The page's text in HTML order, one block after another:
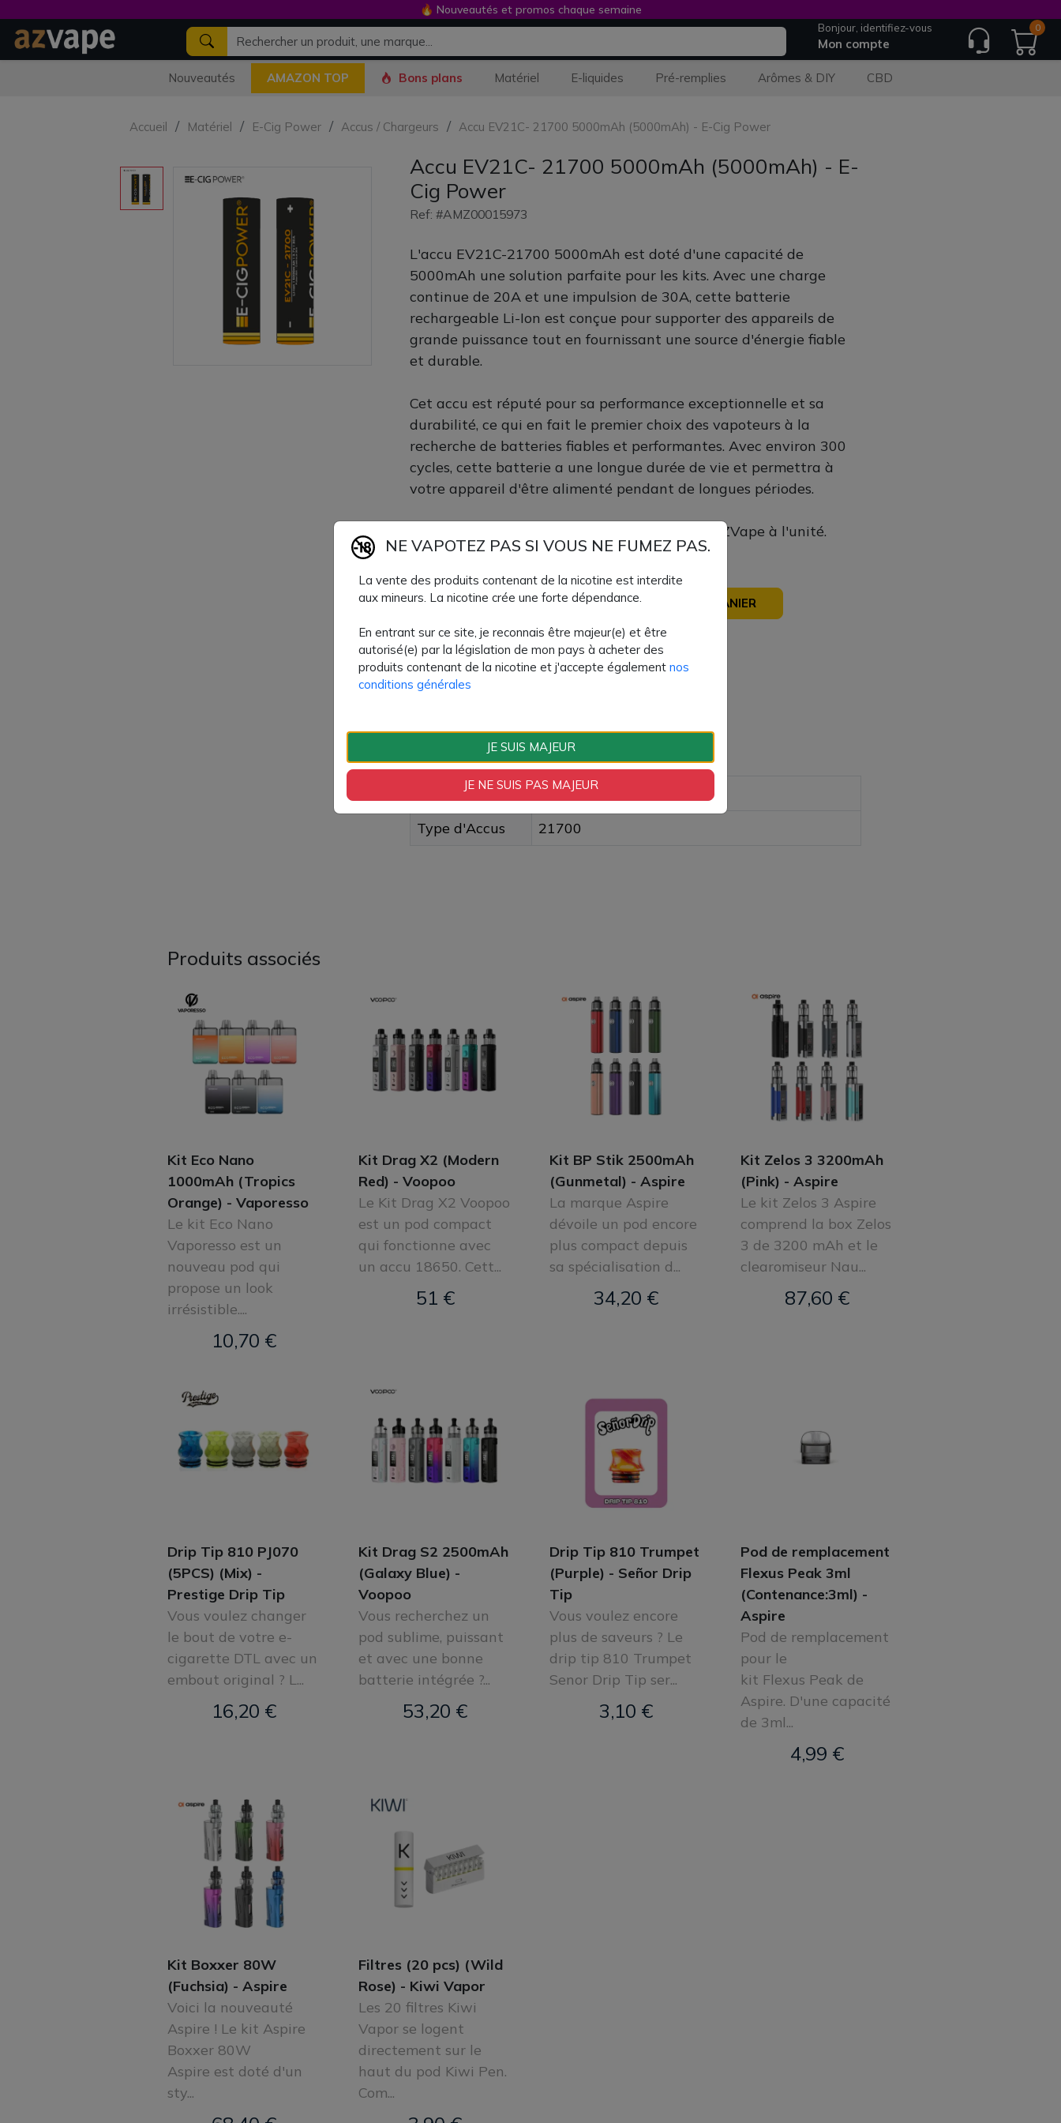
Bonjour, identifiez-vous
Mon compte
0
Nouveautés AMAZON TOP Bons plans Matériel E-liquides Pré-remplies Arômes & DIY CBD
Accueil Matériel E-Cig Power Accus / Chargeurs Accu EV21C- 21700 5000mAh (5000mAh) - E-Cig Power
Accu EV21C- 21700 5000mAh (5000mAh) - E-
Cig Power
Ref: #AMZ00015973
L'accu EV21C-21700 5000mAh est doté d'une capacité de
5000mAh une solution parfaite pour les kits. Avec une charge
continue de 20A et une impulsion de 30A, cette batterie
rechargeable Li-Ion est conçue pour supporter des appareils de
grande puissance tout en fournissant une source d'énergie fiable
et durable.
Cet accu est réputé pour sa performance exceptionnelle et sa
durabilité, ce qui en fait le premier choix des vapoteurs à la
recherche de batteries fiables et performantes. Avec environ 300
cycles, cette batterie a une longue durée de vie et permettra à
votre appareil d'être alimenté pendant de longues périodes.
Accu E-cig Power disponible à la vente chez AZVape à l'unité.
Quantité AJOUTER À MON PANIER
Paiement 100% sécurisé
Fiche technique
Type de Produit
Accus
Type d'Accus
21700
Produits associés
Kit Eco Nano
1000mAh (Tropics
Orange) - Vaporesso
Le kit Eco Nano
Vaporesso est un
nouveau pod qui
propose un look
irrésistible....
10,70 €
Kit Drag X2 (Modern
Red) - Voopoo
Le Kit Drag X2 Voopoo
est un pod compact
qui fonctionne avec
un accu 18650. Cett...
51 €
Kit BP Stik 2500mAh
(Gunmetal) - Aspire
La marque Aspire
dévoile un pod encore
plus compact depuis
sa spécialisation d...
34,20 €
Kit Zelos 3 3200mAh
(Pink) - Aspire
Le kit Zelos 3 Aspire
comprend la box Zelos
3 de 3200 mAh et le
clearomiseur Nau...
87,60 €
Drip Tip 810 PJ070
(5PCS) (Mix) -
Prestige Drip Tip
Vous voulez changer
le bout de votre e-
cigarette DTL avec un
embout original ? L...
16,20 €
Kit Drag S2 2500mAh
(Galaxy Blue) -
Voopoo
Vous recherchez un
pod sublime, puissant
et avec une bonne
batterie intégrée ?...
53,20 €
Drip Tip 810 Trumpet
(Purple) - Señor Drip
Tip
Vous voulez encore
plus de saveurs ? Le
drip tip 810 Trumpet
Senor Drip Tip ser...
3,10 €
Pod de remplacement
Flexus Peak 3ml
(Contenance:3ml) -
Aspire
Pod de remplacement
pour le
kit Flexus Peak de
Aspire. D'une capacité
de 3ml...
4,99 €
Kit Boxxer 80W
(Fuchsia) - Aspire
Voici la nouveauté
Aspire ! Le kit Aspire
Boxxer 80W
Aspire est doté d'un
sty...
Filtres (20 pcs) (Wild
Rose) - Kiwi Vapor
Les 20 filtres Kiwi
Vapor se logent
directement sur le
haut du pod Kiwi Pen.
Com...
🔥 Nouveautés et promos chaque semaine
NE VAPOTEZ PAS SI VOUS NE FUMEZ PAS.
La vente des produits contenant de la nicotine est interdite
aux mineurs. La nicotine crée une forte dépendance.
En entrant sur ce site, je reconnais être majeur(e) et être
autorisé(e) par la législation de mon pays à acheter des
produits contenant de la nicotine et j'accepte également nos
conditions générales
JE SUIS MAJEUR
JE NE SUIS PAS MAJEUR